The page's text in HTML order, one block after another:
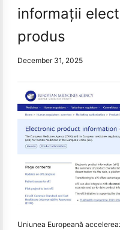
informaţii
produs
December 31, 2025
Uniunea Europeană